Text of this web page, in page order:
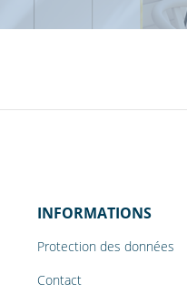
INFORMATIONS
Protection des données
Contact